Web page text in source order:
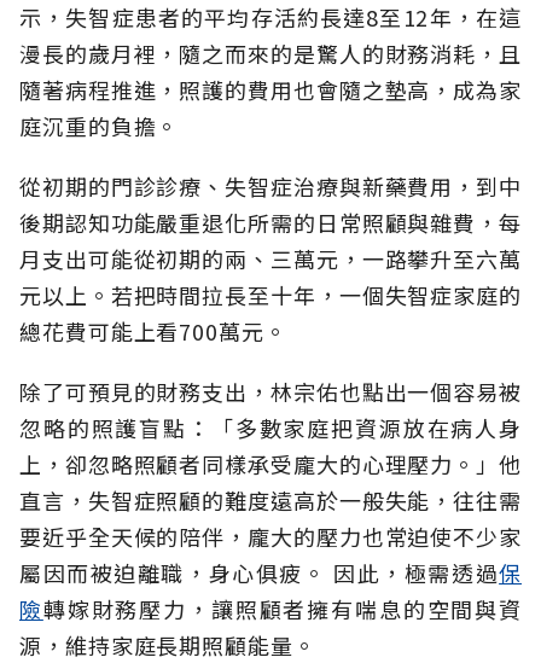
示，失智症患者的平均存活約長達8至12年，在這
漫長的歲月裡，隨之而來的是驚人的財務消耗，且
隨著病程推進，照護的費用也會隨之墊高，成為家
庭沉重的負擔。
從初期的門診診療、失智症治療與新藥費用，到中
後期認知功能嚴重退化所需的日常照顧與雜費，每
月支出可能從初期的兩、三萬元，一路攀升至六萬
元以上。若把時間拉長至十年，一個失智症家庭的
總花費可能上看700萬元。
除了可預見的財務支出，林宗佑也點出一個容易被
忽略的照護盲點：「多數家庭把資源放在病人身
上，卻忽略照顧者同樣承受龐大的心理壓力。」他
直言，失智症照顧的難度遠高於一般失能，往往需
要近乎全天候的陪伴，龐大的壓力也常迫使不少家
屬因而被迫離職，身心俱疲。 因此，極需透過保
險轉嫁財務壓力，讓照顧者擁有喘息的空間與資
源，維持家庭長期照顧能量。